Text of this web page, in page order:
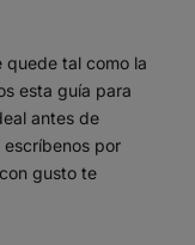
quede tal como la
esta guía para
antes de
por
gusto te